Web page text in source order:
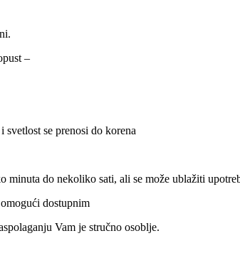
–
se prenosi do korena
minuta do nekoliko sati, ali se može ublažiti
dostupnim
Vam je stručno osoblje.